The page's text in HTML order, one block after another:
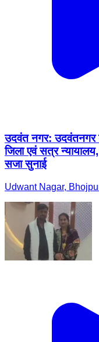
उदवंत नगर: उदवंतनगर
जिला एवं सत्र
सजा सुनाई
Udwant Nagar,